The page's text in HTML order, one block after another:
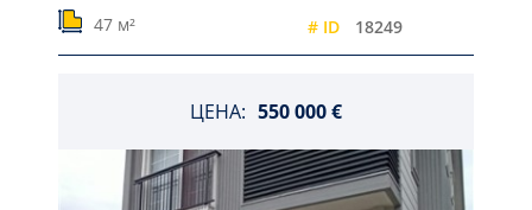
47 м²
# ID 18249
ЦЕНА: 550 000 €